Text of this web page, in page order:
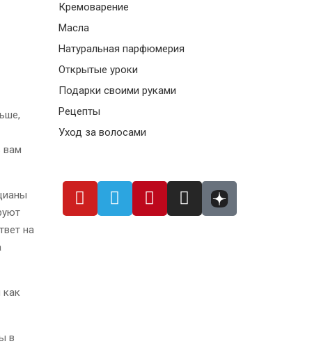
вам
на
как
в
Кремоварение
Масла
Натуральная парфюмерия
Открытые уроки
Подарки своими руками
Рецепты
Уход за волосами